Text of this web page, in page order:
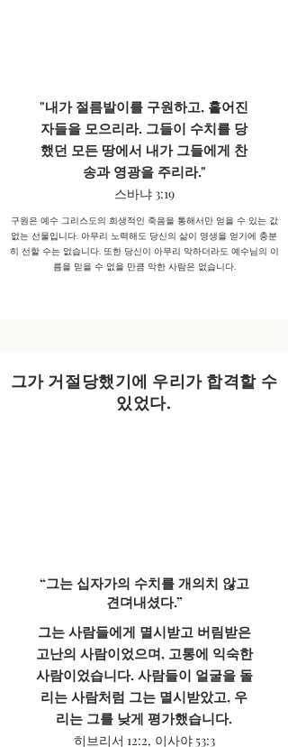
"내가 절름발이를 구원하고, 흩어진
자들을 모으리라. 그들이 수치를 당
했던 모든 땅에서 내가 그들에게 찬
송과 영광을 주리라."
스바냐 3:19
구원은 예수 그리스도의 희생적인 죽음을 통해서만 얻을 수 있는 값
없는 선물입니다. 아무리 노력해도 당신의 삶이 영생을 얻기에 충분
히 선할 수는 없습니다. 또한 당신이 아무리 악하더라도 예수님의 이
름을 믿을 수 없을 만큼 악한 사람은 없습니다.
그가 거절당했기에 우리가 합격할 수
있었다.
“그는 십자가의 수치를 개의치 않고
견뎌내셨다.”
그는 사람들에게 멸시받고 버림받은
고난의 사람이었으며, 고통에 익숙한
사람이었습니다. 사람들이 얼굴을 돌
리는 사람처럼 그는 멸시받았고, 우
리는 그를 낮게 평가했습니다.
히브리서 12:2, 이사야 53:3